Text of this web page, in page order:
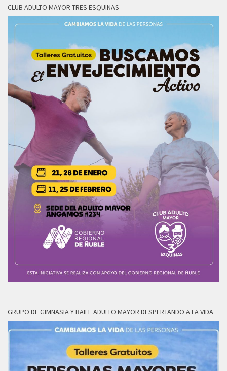
CLUB ADULTO MAYOR TRES ESQUINAS
GRUPO DE GIMNASIA Y BAILE ADULTO MAYOR DESPERTANDO A LA VIDA